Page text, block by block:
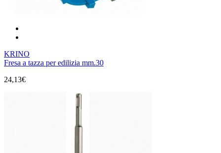
KRINO
Fresa a tazza per edilizia mm.30
24,13€